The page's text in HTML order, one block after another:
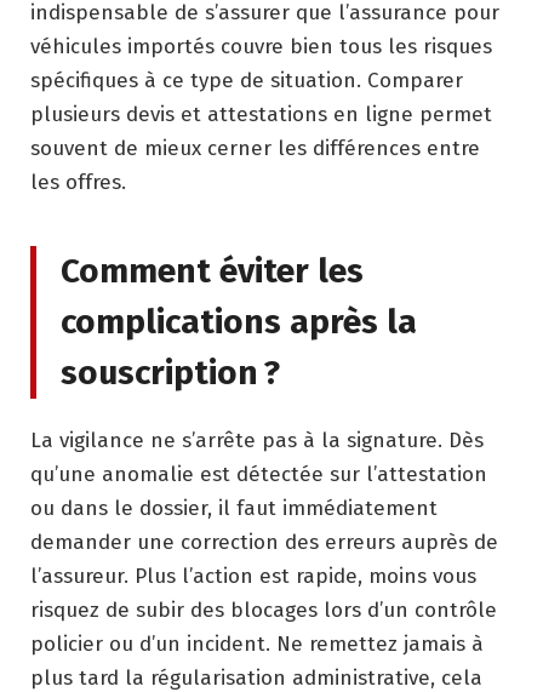
indispensable de s’assurer que l’assurance pour
véhicules importés couvre bien tous les risques
spécifiques à ce type de situation. Comparer
plusieurs devis et attestations en ligne permet
souvent de mieux cerner les différences entre
les offres.
Comment éviter les
complications après la
souscription ?
La vigilance ne s’arrête pas à la signature. Dès
qu’une anomalie est détectée sur l’attestation
ou dans le dossier, il faut immédiatement
demander une correction des erreurs auprès de
l’assureur. Plus l’action est rapide, moins vous
risquez de subir des blocages lors d’un contrôle
policier ou d’un incident. Ne remettez jamais à
plus tard la régularisation administrative, cela